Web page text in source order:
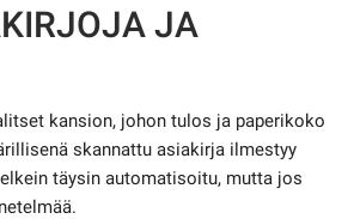
JA
kansion, johon tulos ja paperikoko
skannattu asiakirja ilmestyy
täysin automatisoitu, mutta jos